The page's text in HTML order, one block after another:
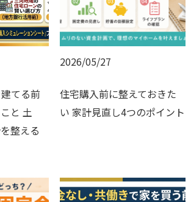
てる前
と 土
整える
2026/05/27
住宅購入前に整えておきた
い 家計見直し4つのポイント